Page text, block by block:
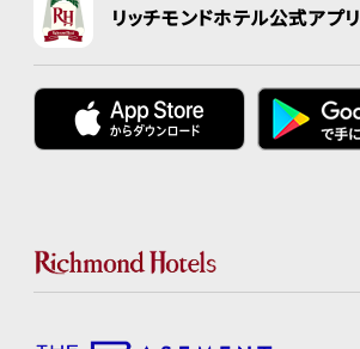
リッチモンドホテル公式アプリ